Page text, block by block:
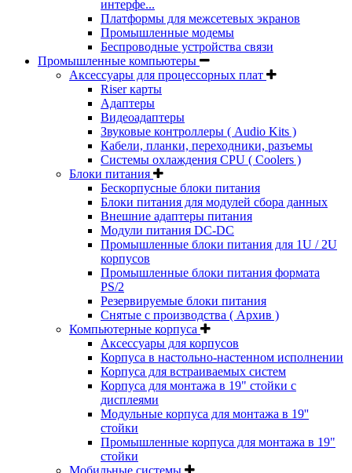
интерфе...
Платформы для межсетевых экранов
Промышленные модемы
Беспроводные устройства связи
Промышленные компьютеры
Аксессуары для процессорных плат
Riser карты
Адаптеры
Видеоадаптеры
Звуковые контроллеры ( Audio Kits )
Кабели, планки, переходники, разъемы
Системы охлаждения CPU ( Coolers )
Блоки питания
Бескорпусные блоки питания
Блоки питания для модулей сбора данных
Внешние адаптеры питания
Модули питания DC-DC
Промышленные блоки питания для 1U / 2U
корпусов
Промышленные блоки питания формата
PS/2
Резервируемые блоки питания
Снятые с производства ( Архив )
Компьютерные корпуса
Аксессуары для корпусов
Корпуса в настольно-настенном исполнении
Корпуса для встраиваемых систем
Корпуса для монтажа в 19" стойки с
дисплеями
Модульные корпуса для монтажа в 19''
стойки
Промышленные корпуса для монтажа в 19"
стойки
Мобильные системы